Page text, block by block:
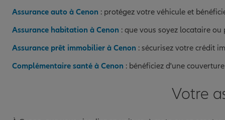
Assurance auto à Cenon : protégez votre véhicule et
Assurance habitation à Cenon : que vous soyez locataire
Assurance prêt immobilier à Cenon : sécurisez votre crédit
Complémentaire santé à Cenon : bénéficiez d'une
Votre